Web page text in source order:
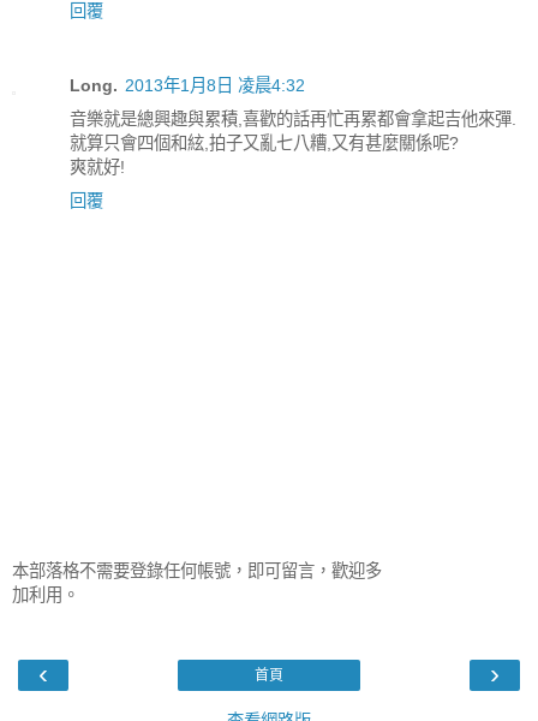
回覆
Long. 2013年1月8日 凌晨4:32
音樂就是總興趣與累積,喜歡的話再忙再累都會拿起吉他來彈.
就算只會四個和絃,拍子又亂七八糟,又有甚麼關係呢?
爽就好!
回覆
本部落格不需要登錄任何帳號，即可留言，歡迎多
加利用。
‹ ›
首頁